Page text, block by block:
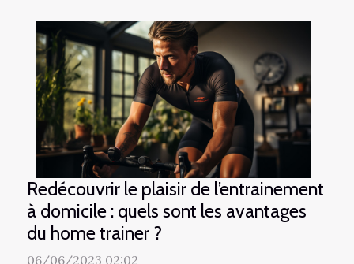
Redécouvrir le plaisir de l’entrainement
à domicile : quels sont les avantages
du home trainer ?
06/06/2023 02:02